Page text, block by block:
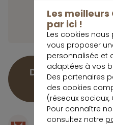
une sécurité
économiques et
Découvrez le
pour
Écrit par
Les meilleurs
par ici !
Les cookies
vous proposer
personnalisée et
adaptées à vos
Des partenaires
des cookies
(réseaux sociaux,
Pour connaître
consultez notre